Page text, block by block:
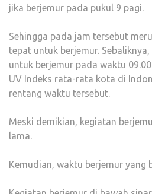
jika berjemur pada pukul 9 pagi.
Sehingga pada jam tersebut
tepat untuk berjemur.
untuk berjemur pada waktu
UV Indeks rata-rata kota di
rentang waktu tersebut.
Meski demikian, kegiatan
lama.
Kemudian, waktu berjemur yang